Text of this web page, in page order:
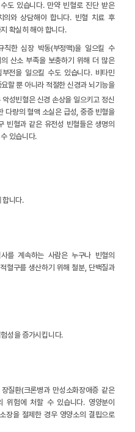
도 있습니다. 만약 빈혈로 진단 받은
의와 상담해야 합니다. 빈혈 치료 후
확실히 해야 합니다.
칙한 심장 박동(부정맥)을 일으킬 수
산소 부족을 보충하기 위해 더 많은
전을 일으킬 수도 있습니다. 비타민
할 뿐 아니라 적절한 신경과 뇌기능을
성빈혈은 신경 손상을 일으키고 정신
다량의 혈액 소실은 급성, 중증 빈혈을
빈혈과 같은 유전성 빈혈들은 생명의
있습니다.
합니다.
를 계속하는 사람은 누구나 빈혈의
혈구를 생산하기 위해 철분, 단백질과
성을 증가시킵니다.
질환(크론병과 만성소화장애증 같은
위험에 처할 수 있습니다. 영양분이
장을 절제한 경우 영양소의 결핍으로